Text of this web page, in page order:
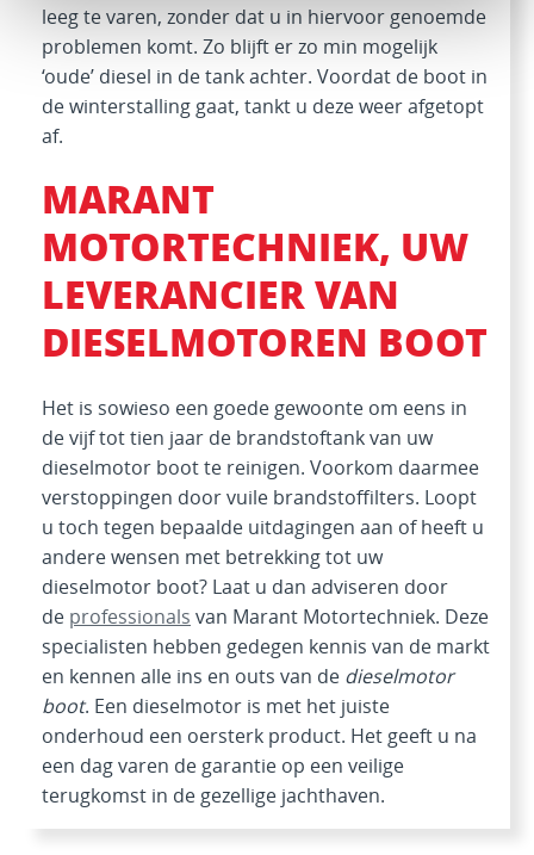
leeg te varen, zonder dat u in hiervoor genoemde
problemen komt. Zo blijft er zo min mogelijk
‘oude’ diesel in de tank achter. Voordat de boot in
de winterstalling gaat, tankt u deze weer afgetopt
af.
MARANT
MOTORTECHNIEK, UW
LEVERANCIER VAN
DIESELMOTOREN BOOT
Het is sowieso een goede gewoonte om eens in
de vijf tot tien jaar de brandstoftank van uw
dieselmotor boot te reinigen. Voorkom daarmee
verstoppingen door vuile brandstoffilters. Loopt
u toch tegen bepaalde uitdagingen aan of heeft u
andere wensen met betrekking tot uw
dieselmotor boot? Laat u dan adviseren door
de professionals van Marant Motortechniek. Deze
specialisten hebben gedegen kennis van de markt
en kennen alle ins en outs van de dieselmotor
boot. Een dieselmotor is met het juiste
onderhoud een oersterk product. Het geeft u na
een dag varen de garantie op een veilige
terugkomst in de gezellige jachthaven.